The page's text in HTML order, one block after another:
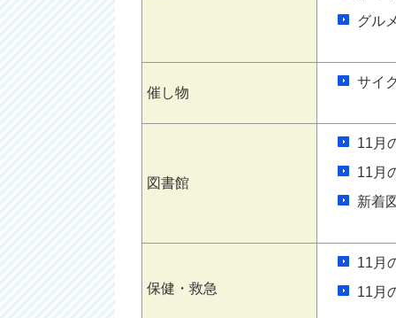
グル
催し物
サイ
図書館
11月
11月
新着
保健・救急
11月
11月